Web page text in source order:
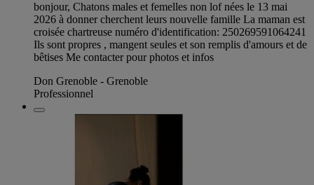
bonjour, Chatons males et femelles non lof nées le 13 mai
2026 à donner cherchent leurs nouvelle famille La maman est
croisée chartreuse numéro d'identification: 250269591064241
Ils sont propres , mangent seules et son remplis d'amours et de
bêtises Me contacter pour photos et infos
Don Grenoble - Grenoble
Professionnel